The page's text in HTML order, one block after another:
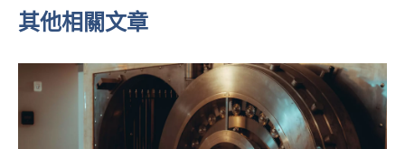
其他相關文章